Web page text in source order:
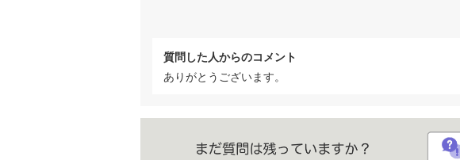
質問した人からのコメント
ありがとうございます。